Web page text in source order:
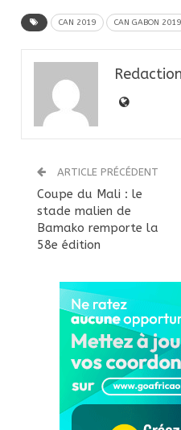
CAN 2019 CAN GABON 2019
ARTICLE PRÉCÉDENT
Coupe du Mali : le
stade malien de
Bamako remporte la
58e édition